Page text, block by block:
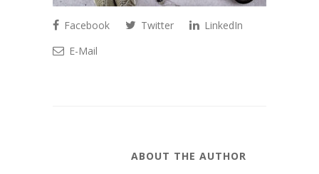
Facebook Twitter
LinkedIn
E-Mail
ABOUT THE AUTHOR